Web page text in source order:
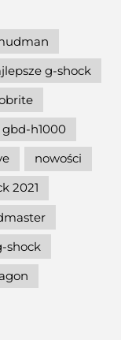
g-shock
h1000
nowości
2021
shock